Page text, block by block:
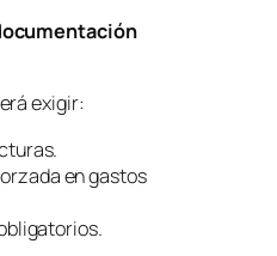
exigir:
en gastos